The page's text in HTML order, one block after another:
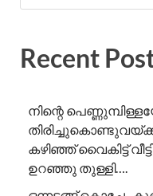
Recent
നിന്റെ
കഴിഞ്ഞ് വൈകിട്ട്
ഉറഞ്ഞു തുള്ളി….